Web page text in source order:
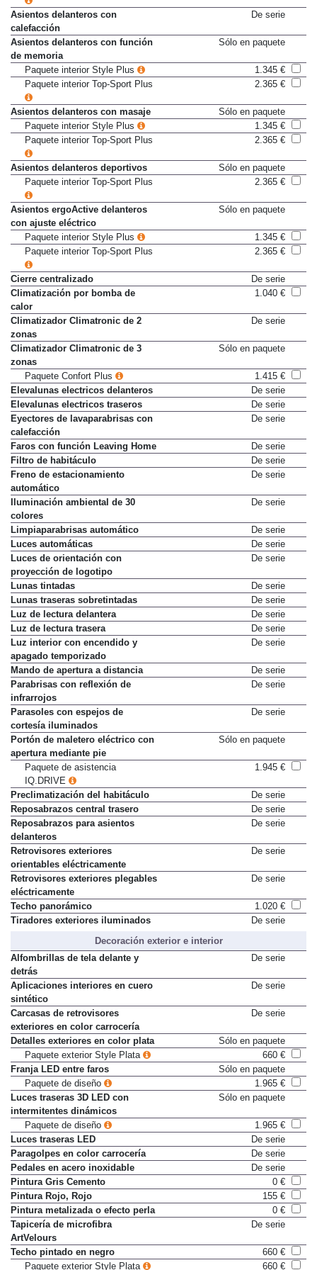
Asientos delanteros con
calefacción
Asientos delanteros con función
de memoria
Paquete interior Style Plus
1.345 €
Paquete interior Top-Sport Plus
Asientos delanteros con masaje
Sólo en paquete
Paquete interior Style Plus
1.345 €
Paquete interior Top-Sport Plus
Asientos delanteros deportivos
Sólo en paquete
Paquete interior Top-Sport Plus
Asientos ergoActive delanteros
con ajuste eléctrico
Paquete interior Style Plus
1.345 €
Paquete interior Top-Sport Plus
Cierre centralizado
De serie
Climatización por bomba de
calor
Climatizador Climatronic de 2
zonas
Climatizador Climatronic de 3
zonas
Paquete Confort Plus
1.415 €
Elevalunas electricos delanteros
De serie
Elevalunas electricos traseros
De serie
Eyectores de lavaparabrisas con
calefacción
Faros con función Leaving Home
De serie
Filtro de habitáculo
De serie
Freno de estacionamiento
automático
Iluminación ambiental de 30
colores
Limpiaparabrisas automático
De serie
Luces automáticas
De serie
Luces de orientación con
proyección de logotipo
Lunas tintadas
De serie
Lunas traseras sobretintadas
De serie
Luz de lectura delantera
De serie
Luz de lectura trasera
De serie
Luz interior con encendido y
apagado temporizado
Mando de apertura a distancia
De serie
Parabrisas con reflexión de
infrarrojos
Parasoles con espejos de
cortesía iluminados
Portón de maletero eléctrico con
apertura mediante pie
Paquete de asistencia
IQ.DRIVE
Preclimatización del habitáculo
De serie
Reposabrazos central trasero
De serie
Reposabrazos para asientos
delanteros
Retrovisores exteriores
orientables eléctricamente
Retrovisores exteriores plegables
eléctricamente
Techo panorámico
1.020 €
Decoración exterior e interior
Alfombrillas de tela delante y
detrás
Aplicaciones interiores en cuero
sintético
Carcasas de retrovisores
exteriores en color carrocería
Detalles exteriores en color plata
Sólo en paquete
Paquete exterior Style Plata
660 €
Franja LED entre faros
Sólo en paquete
Paquete de diseño
1.965 €
Luces traseras 3D LED con
intermitentes dinámicos
Paquete de diseño
1.965 €
Luces traseras LED
De serie
Paragolpes en color carrocería
De serie
Pedales en acero inoxidable
De serie
Pintura Gris Cemento
0 €
Pintura Rojo, Rojo
155 €
Pintura metalizada o efecto perla
0 €
Tapicería de microfibra
ArtVelours
Techo pintado en negro 660 €